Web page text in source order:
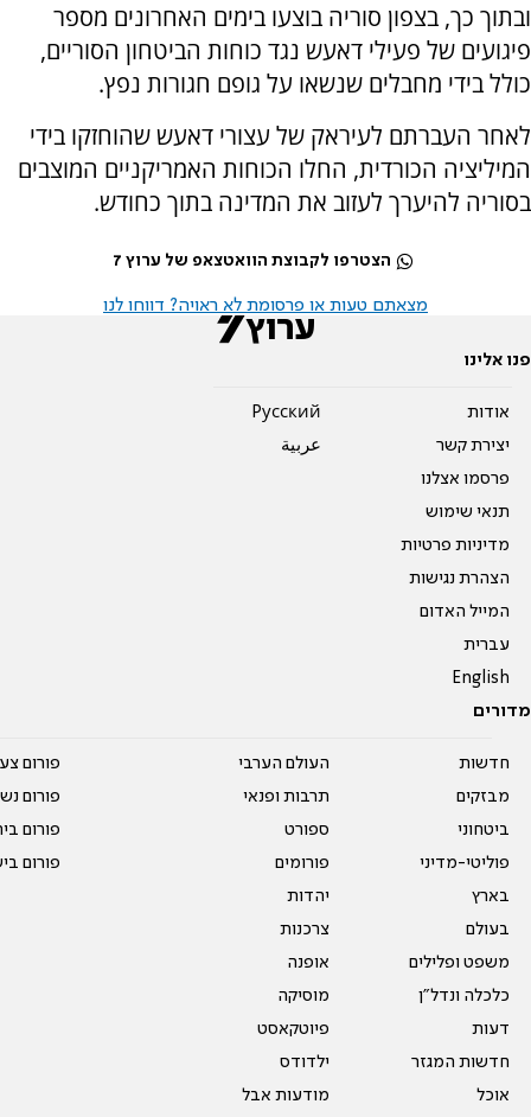
ובתוך כך, בצפון סוריה בוצעו בימים האחרונים מספר
פיגועים של פעילי דאעש נגד כוחות הביטחון הסוריים,
כולל בידי מחבלים שנשאו על גופם חגורות נפץ.
לאחר העברתם לעיראק של עצורי דאעש שהוחזקו בידי
המיליציה הכורדית, החלו הכוחות האמריקניים המוצבים
בסוריה להיערך לעזוב את המדינה בתוך כחודש.
הצטרפו לקבוצת הוואטצאפ של ערוץ 7
מצאתם טעות או פרסומת לא ראויה? דווחו לנו
פנו אלינו
אודות
יצירת קשר
פרסמו אצלנו
תנאי שימוש
מדיניות פרטיות
הצהרת נגישות
המייל האדום
עברית
English
Pусский
عربية
מדורים
חדשות
מבזקים
ביטחוני
פוליטי-מדיני
בארץ
בעולם
משפט ופלילים
כלכלה ונדל"ן
דעות
חדשות המגזר
אוכל
העולם הערבי
תרבות ופנאי
ספורט
פורומים
יהדות
צרכנות
אופנה
מוסיקה
פיוטקאסט
ילדודס
מודעות אבל
פורום
פורום
פורום
פורום